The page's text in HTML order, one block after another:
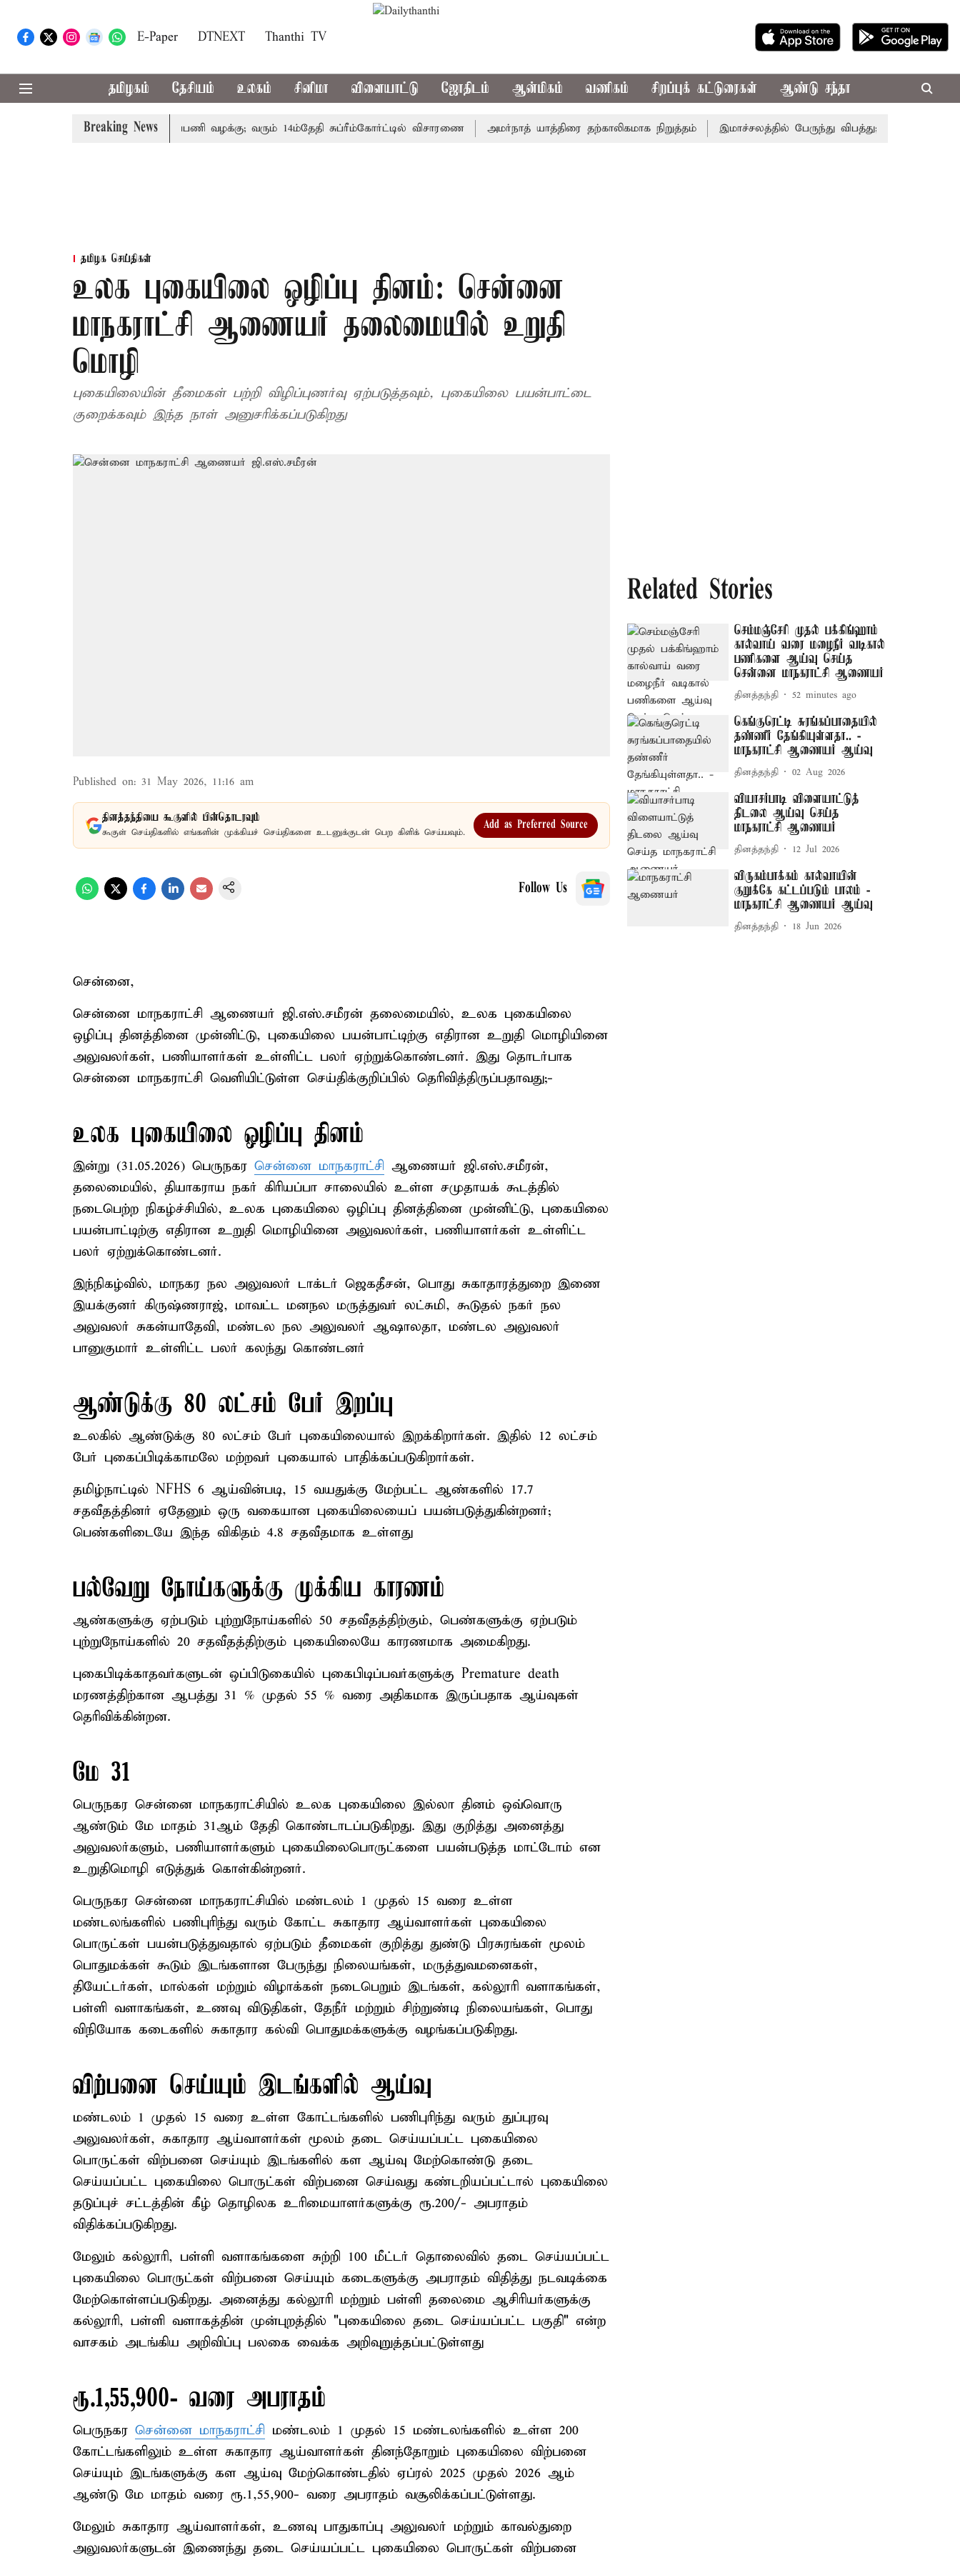
E-Paper DTNEXT Thanthi TV
தமிழகம் தேசியம் உலகம் சினிமா விளையாட்டு ஜோதிடம் ஆன்மிகம் வணிகம் சிறப்புக் கட்டுரைகள் ஆண்டு சந்தா
Breaking News
குடும்பத்தினருக்கு அரசுப்பணி வழக்கு; வரும் 14ம்தேதி சுப்ரீம்கோர்ட்டில் விசாரணை அமர்நாத் யாத்திரை தற்காலிகமாக நிறுத்தம் இமாச்சலத்தில் பேருந்து விபத்து; 7 பேர் பலி -
தமிழக செய்திகள்
உலக புகையிலை ஒழிப்பு தினம்: சென்னை
மாநகராட்சி ஆணையர் தலைமையில் உறுதி
மொழி
புகையிலையின் தீமைகள் பற்றி விழிப்புணர்வு ஏற்படுத்தவும், புகையிலை பயன்பாட்டை
குறைக்கவும் இந்த நாள் அனுசரிக்கப்படுகிறது
Published on: 31 May 2026, 11:16 am
தினத்தந்தியை கூகுளில் பின்தொடரவும்
கூகுள் செய்திகளில் எங்களின் முக்கியச் செய்திகளை உடனுக்குடன் பெற கிளிக் செய்யவும்.
Add as Preferred Source
Follow Us
சென்னை,
சென்னை மாநகராட்சி ஆணையர் ஜி.எஸ்.சமீரன் தலைமையில், உலக புகையிலை
ஒழிப்பு தினத்தினை முன்னிட்டு, புகையிலை பயன்பாட்டிற்கு எதிரான உறுதி மொழியினை
அலுவலர்கள், பணியாளர்கள் உள்ளிட்ட பலர் ஏற்றுக்கொண்டனர். இது தொடர்பாக
சென்னை மாநகராட்சி வெளியிட்டுள்ள செய்திக்குறிப்பில் தெரிவித்திருப்பதாவது;-
உலக புகையிலை ஒழிப்பு தினம்
இன்று (31.05.2026) பெருநகர சென்னை மாநகராட்சி ஆணையர் ஜி.எஸ்.சமீரன்,
தலைமையில், தியாகராய நகர் கிரியப்பா சாலையில் உள்ள சமுதாயக் கூடத்தில்
நடைபெற்ற நிகழ்ச்சியில், உலக புகையிலை ஒழிப்பு தினத்தினை முன்னிட்டு, புகையிலை
பயன்பாட்டிற்கு எதிரான உறுதி மொழியினை அலுவலர்கள், பணியாளர்கள் உள்ளிட்ட
பலர் ஏற்றுக்கொண்டனர்.
இந்நிகழ்வில், மாநகர நல அலுவலர் டாக்டர் ஜெகதீசன், பொது சுகாதாரத்துறை இணை
இயக்குனர் கிருஷ்ணராஜ், மாவட்ட மனநல மருத்துவர் லட்சுமி, கூடுதல் நகர் நல
அலுவலர் சுகன்யாதேவி, மண்டல நல அலுவலர் ஆஷாலதா, மண்டல அலுவலர்
பானுகுமார் உள்ளிட்ட பலர் கலந்து கொண்டனர்
ஆண்டுக்கு 80 லட்சம் பேர் இறப்பு
உலகில் ஆண்டுக்கு 80 லட்சம் பேர் புகையிலையால் இறக்கிறார்கள். இதில் 12 லட்சம்
பேர் புகைப்பிடிக்காமலே மற்றவர் புகையால் பாதிக்கப்படுகிறார்கள்.
தமிழ்நாட்டில் NFHS 6 ஆய்வின்படி, 15 வயதுக்கு மேற்பட்ட ஆண்களில் 17.7
சதவீதத்தினர் ஏதேனும் ஒரு வகையான புகையிலையைப் பயன்படுத்துகின்றனர்;
பெண்களிடையே இந்த விகிதம் 4.8 சதவீதமாக உள்ளது
பல்வேறு நோய்களுக்கு முக்கிய காரணம்
ஆண்களுக்கு ஏற்படும் புற்றுநோய்களில் 50 சதவீதத்திற்கும், பெண்களுக்கு ஏற்படும்
புற்றுநோய்களில் 20 சதவீதத்திற்கும் புகையிலையே காரணமாக அமைகிறது.
புகைபிடிக்காதவர்களுடன் ஒப்பிடுகையில் புகைபிடிப்பவர்களுக்கு Premature death
மரணத்திற்கான ஆபத்து 31 % முதல் 55 % வரை அதிகமாக இருப்பதாக ஆய்வுகள்
தெரிவிக்கின்றன.
மே 31
பெருநகர சென்னை மாநகராட்சியில் உலக புகையிலை இல்லா தினம் ஒவ்வொரு
ஆண்டும் மே மாதம் 31ஆம் தேதி கொண்டாடப்படுகிறது. இது குறித்து அனைத்து
அலுவலர்களும், பணியாளர்களும் புகையிலைபொருட்களை பயன்படுத்த மாட்டோம் என
உறுதிமொழி எடுத்துக் கொள்கின்றனர்.
பெருநகர சென்னை மாநகராட்சியில் மண்டலம் 1 முதல் 15 வரை உள்ள
மண்டலங்களில் பணிபுரிந்து வரும் கோட்ட சுகாதார ஆய்வாளர்கள் புகையிலை
பொருட்கள் பயன்படுத்துவதால் ஏற்படும் தீமைகள் குறித்து துண்டு பிரசுரங்கள் மூலம்
பொதுமக்கள் கூடும் இடங்களான பேருந்து நிலையங்கள், மருத்துவமனைகள்,
தியேட்டர்கள், மால்கள் மற்றும் விழாக்கள் நடைபெறும் இடங்கள், கல்லூரி வளாகங்கள்,
பள்ளி வளாகங்கள், உணவு விடுதிகள், தேநீர் மற்றும் சிற்றுண்டி நிலையங்கள், பொது
விநியோக கடைகளில் சுகாதார கல்வி பொதுமக்களுக்கு வழங்கப்படுகிறது.
விற்பனை செய்யும் இடங்களில் ஆய்வு
மண்டலம் 1 முதல் 15 வரை உள்ள கோட்டங்களில் பணிபுரிந்து வரும் துப்புரவு
அலுவலர்கள், சுகாதார ஆய்வாளர்கள் மூலம் தடை செய்யப்பட்ட புகையிலை
பொருட்கள் விற்பனை செய்யும் இடங்களில் கள ஆய்வு மேற்கொண்டு தடை
செய்யப்பட்ட புகையிலை பொருட்கள் விற்பனை செய்வது கண்டறியப்பட்டால் புகையிலை
தடுப்புச் சட்டத்தின் கீழ் தொழிலக உரிமையாளர்களுக்கு ரூ.200/- அபராதம்
விதிக்கப்படுகிறது.
மேலும் கல்லூரி, பள்ளி வளாகங்களை சுற்றி 100 மீட்டர் தொலைவில் தடை செய்யப்பட்ட
புகையிலை பொருட்கள் விற்பனை செய்யும் கடைகளுக்கு அபராதம் விதித்து நடவடிக்கை
மேற்கொள்ளப்படுகிறது. அனைத்து கல்லூரி மற்றும் பள்ளி தலைமை ஆசிரியர்களுக்கு
கல்லூரி, பள்ளி வளாகத்தின் முன்புறத்தில் "புகையிலை தடை செய்யப்பட்ட பகுதி" என்ற
வாசகம் அடங்கிய அறிவிப்பு பலகை வைக்க அறிவுறுத்தப்பட்டுள்ளது
ரூ.1,55,900- வரை அபராதம்
பெருநகர சென்னை மாநகராட்சி மண்டலம் 1 முதல் 15 மண்டலங்களில் உள்ள 200
கோட்டங்களிலும் உள்ள சுகாதார ஆய்வாளர்கள் தினந்தோறும் புகையிலை விற்பனை
செய்யும் இடங்களுக்கு கள ஆய்வு மேற்கொண்டதில் ஏப்ரல் 2025 முதல் 2026 ஆம்
ஆண்டு மே மாதம் வரை ரூ.1,55,900- வரை அபராதம் வசூலிக்கப்பட்டுள்ளது.
மேலும் சுகாதார ஆய்வாளர்கள், உணவு பாதுகாப்பு அலுவலர் மற்றும் காவல்துறை
அலுவலர்களுடன் இணைந்து தடை செய்யப்பட்ட புகையிலை பொருட்கள் விற்பனை
Related Stories
செம்மஞ்சேரி முதல் பக்கிங்ஹாம்
கால்வாய் வரை மழைநீர் வடிகால்
பணிகளை ஆய்வு செய்த
சென்னை மாநகராட்சி ஆணையர்
தினத்தந்தி 52 minutes ago
கெங்குரெட்டி சுரங்கப்பாதையில்
தண்ணீர் தேங்கியுள்ளதா.. -
மாநகராட்சி ஆணையர் ஆய்வு
தினத்தந்தி 02 Aug 2026
வியாசர்பாடி விளையாட்டுத்
திடலை ஆய்வு செய்த
மாநகராட்சி ஆணையர்
தினத்தந்தி 12 Jul 2026
விருகம்பாக்கம் கால்வாயின்
குறுக்கே கட்டப்படும் பாலம் -
மாநகராட்சி ஆணையர் ஆய்வு
தினத்தந்தி 18 Jun 2026